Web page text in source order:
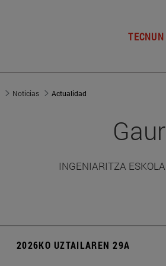
Noticias Actualidad
INGENIARITZA
2026KO UZTAILAREN 29A